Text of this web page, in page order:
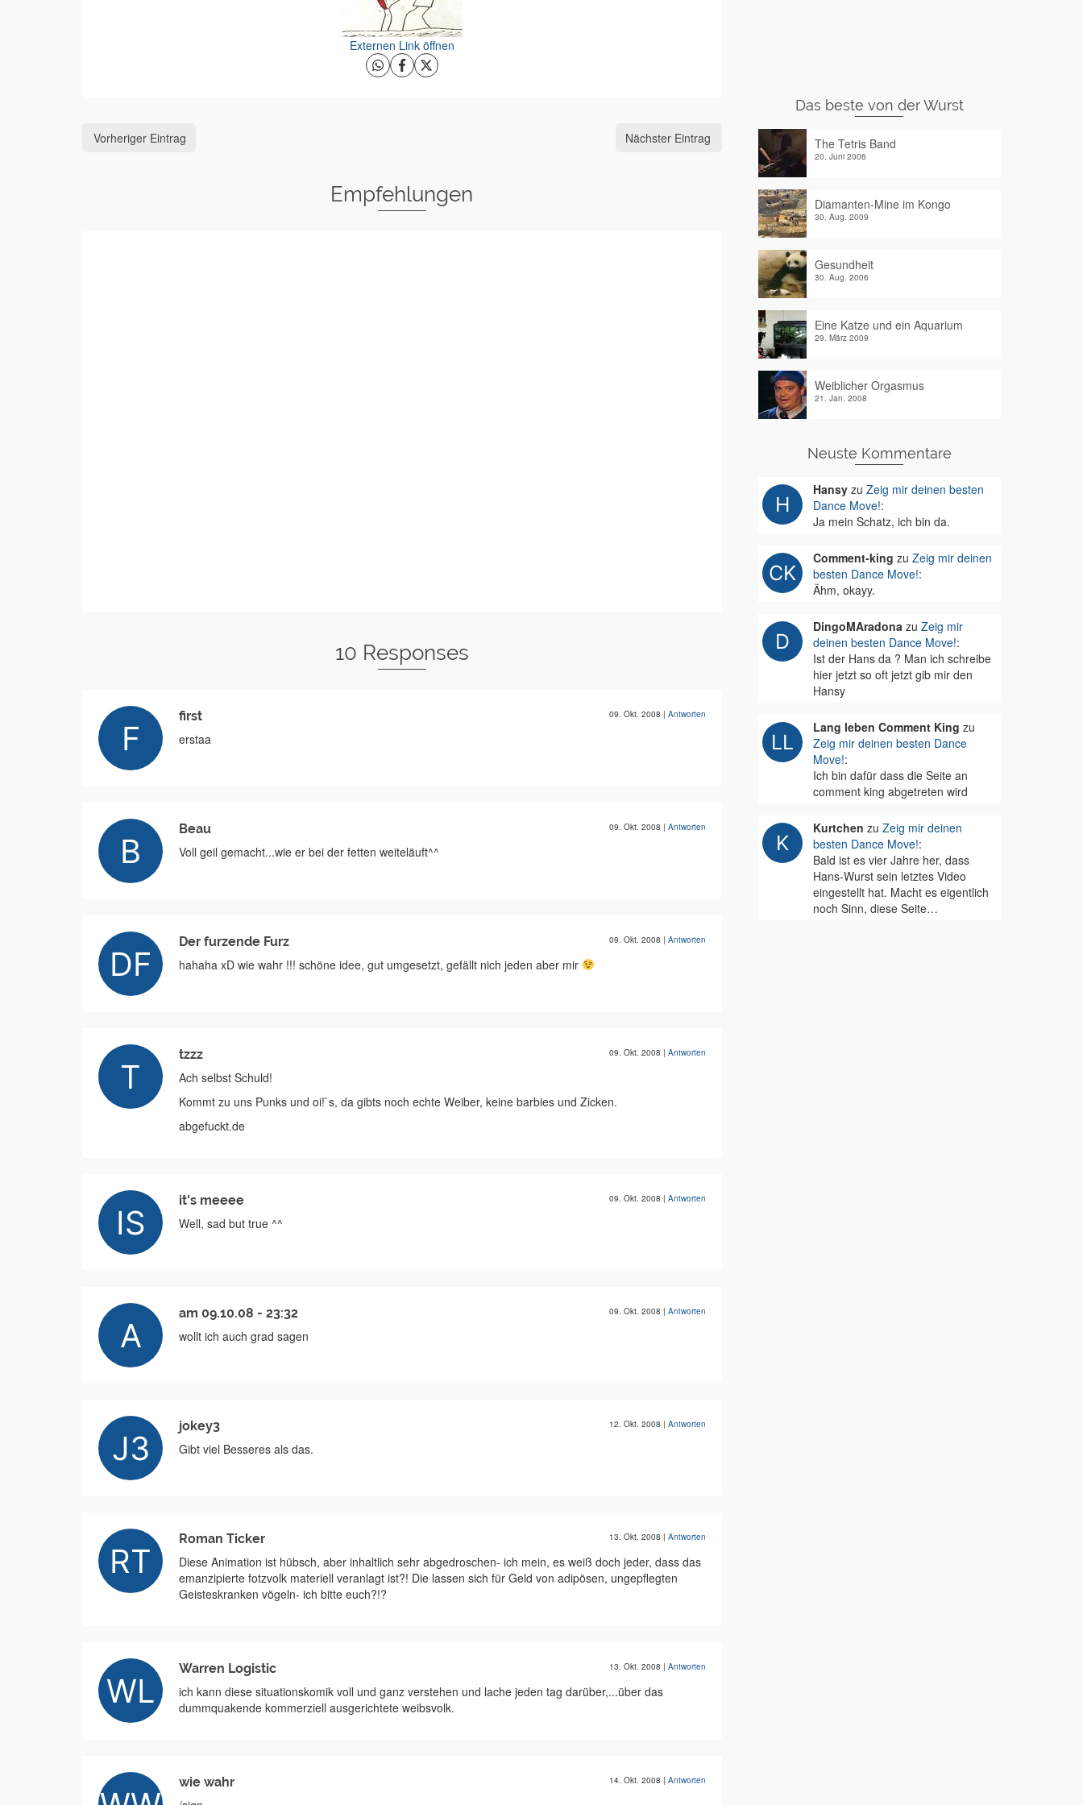
Externen Link öffnen
Vorheriger Eintrag Nächster Eintrag
Empfehlungen
10 Responses
first 09. Okt. 2008 | Antworten
erstaa
Beau 09. Okt. 2008 | Antworten
Voll geil gemacht...wie er bei der fetten weiteläuft^^
Der furzende Furz 09. Okt. 2008 | Antworten
hahaha xD wie wahr !!! schöne idee, gut umgesetzt, gefällt nich jeden aber mir
tzzz 09. Okt. 2008 | Antworten
Ach selbst Schuld!
Kommt zu uns Punks und oi!`s, da gibts noch echte Weiber, keine barbies und Zicken.
abgefuckt.de
it's meeee 09. Okt. 2008 | Antworten
Well, sad but true ^^
am 09.10.08 - 23:32 09. Okt. 2008 | Antworten
wollt ich auch grad sagen
jokey3 12. Okt. 2008 | Antworten
Gibt viel Besseres als das.
Roman Ticker 13. Okt. 2008 | Antworten
Diese Animation ist hübsch, aber inhaltlich sehr abgedroschen- ich mein, es weiß doch jeder, dass das
emanzipierte fotzvolk materiell veranlagt ist?! Die lassen sich für Geld von adipösen, ungepflegten
Geisteskranken vögeln- ich bitte euch?!?
Warren Logistic 13. Okt. 2008 | Antworten
ich kann diese situationskomik voll und ganz verstehen und lache jeden tag darüber,...über das
dummquakende kommerziell ausgerichtete weibsvolk.
wie wahr 14. Okt. 2008 | Antworten
Das beste von der Wurst
The Tetris Band
20. Juni 2006
Diamanten-Mine im Kongo
30. Aug. 2009
Gesundheit
30. Aug. 2006
Eine Katze und ein Aquarium
29. März 2009
Weiblicher Orgasmus
21. Jan. 2008
Neuste Kommentare
Hansyzu Zeig mir deinen besten
Dance Move!:
Ja mein Schatz, ich bin da.
Comment-king zu Zeig mir deinen
besten Dance Move!:
Ähm, okayy.
DingoMAradonazu Zeig mir
deinen besten Dance Move!:
Ist der Hans da ? Man ich schreibe
hier jetzt so oft jetzt gib mir den
Hansy
Lang leben Comment King zu
Zeig mir deinen besten Dance
Move!:
Ich bin dafür dass die Seite an
comment king abgetreten wird
Kurtchen zu Zeig mir deinen
besten Dance Move!:
Bald ist es vier Jahre her, dass
Hans-Wurst sein letztes Video
eingestellt hat. Macht es eigentlich
noch Sinn, diese Seite…